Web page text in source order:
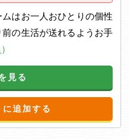
はお一人おひとりの個性
の生活が送れるようお手
）
見る
追加する